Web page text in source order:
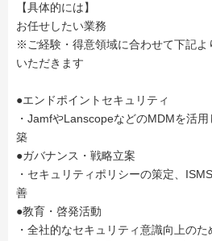
【具体的には】
お任せしたい業務
※ご経験・得意領域に合わせて下記よ
いただきます
●エンドポイントセキュリティ
・JamfやLanscopeなどのMDMを活
築
●ガバナンス・戦略立案
・セキュリティポリシーの策定、
善
●教育・啓発活動
・全社的なセキュリティ意識向上の